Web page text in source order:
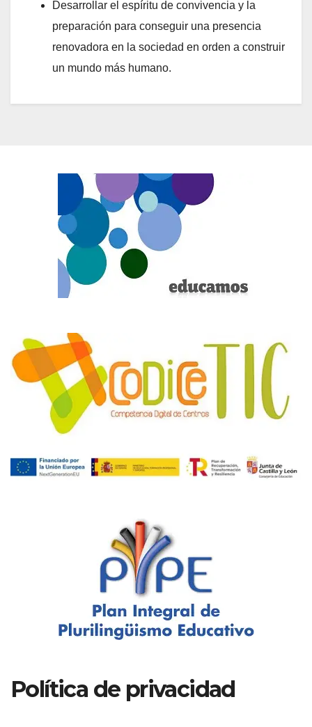
Desarrollar el espíritu de convivencia y la
preparación para conseguir una presencia
renovadora en la sociedad en orden a construir
un mundo más humano.
Política de privacidad